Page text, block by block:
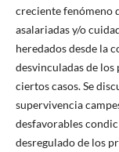
creciente fenómeno
asalariadas y/o
heredados desde la
desvinculadas de
ciertos casos. Se
supervivencia
desfavorables
desregulado de los